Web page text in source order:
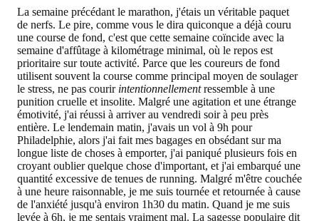
La semaine précédant le marathon, j'étais un véritable paquet
de nerfs. Le pire, comme vous le dira quiconque a déjà couru
une course de fond, c'est que cette semaine coïncide avec la
semaine d'affûtage à kilométrage minimal, où le repos est
prioritaire sur toute activité. Parce que les coureurs de fond
utilisent souvent la course comme principal moyen de soulager
le stress, ne pas courir intentionnellementressemble à une
punition cruelle et insolite. Malgré une agitation et une étrange
émotivité, j'ai réussi à arriver au vendredi soir à peu près
entière. Le lendemain matin, j'avais un vol à 9h pour
Philadelphie, alors j'ai fait mes bagages en obsédant sur ma
longue liste de choses à emporter, j'ai paniqué plusieurs fois en
croyant oublier quelque chose d'important, et j'ai embarqué une
quantité excessive de tenues de running. Malgré m'être couchée
à une heure raisonnable, je me suis tournée et retournée à cause
de l'anxiété jusqu'à environ 1h30 du matin. Quand je me suis
levée à 6h, je me sentais vraiment mal. La sagesse populaire dit